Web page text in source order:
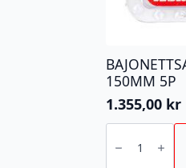
150MM 5P
1.355,00 kr
TCT